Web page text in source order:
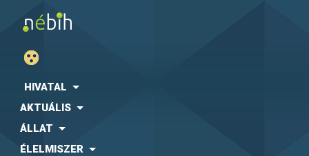
HIVATAL
AKTUÁLIS
ÁLLAT
ÉLELMISZER